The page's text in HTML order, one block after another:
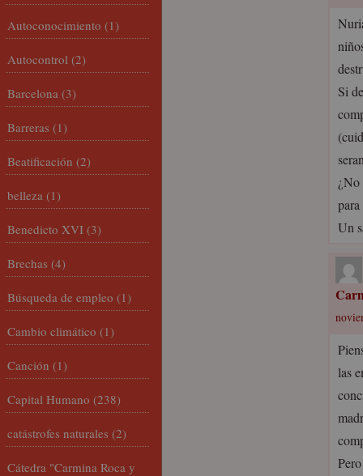
Si
¿No
Un
las
Autoconocimiento (1)
Autocontrol (2)
Barcelona (3)
Barreras (1)
Beatificación (2)
belleza (1)
Benedicto XVI (3)
Brechas (4)
Búsqueda de empleo (1)
Cambio climático (1)
Canción (1)
Capital Humano (238)
catástrofes naturales (2)
Cátedra "Carmina Roca y